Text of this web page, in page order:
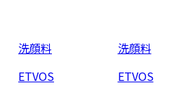
洗顔料
ETVOS
洗顔料
ETVOS